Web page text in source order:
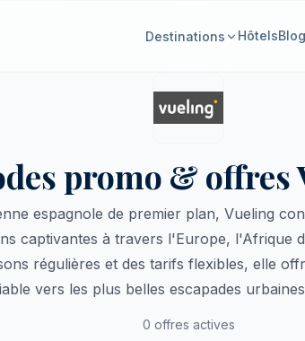
Destinations HôtelsBlog
promo & offres
espagnole de premier plan, Vueling
captivantes à travers l'Europe, l'Afrique
régulières et des tarifs flexibles, elle
vers les plus belles escapades
0 offres actives